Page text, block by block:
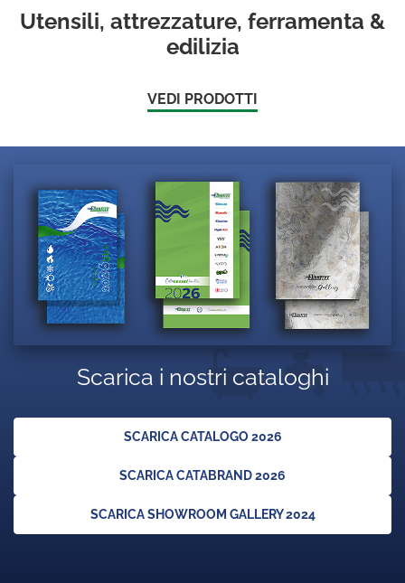
Utensili, attrezzature, ferramenta &
edilizia
VEDI PRODOTTI
Scarica i nostri cataloghi
SCARICA CATALOGO 2026
SCARICA CATABRAND 2026
SCARICA SHOWROOM GALLERY 2024